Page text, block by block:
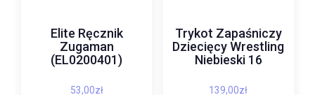
Elite Ręcznik
Zugaman
(EL0200401)
53,00zł
Trykot Zapaśniczy
Dziecięcy Wrestling
Niebieski 16
139,00zł